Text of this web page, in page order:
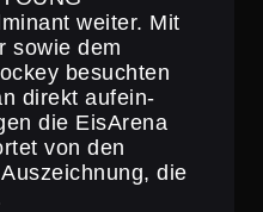
weiter. Mit
sowie dem
besuchten
direkt aufein­
die EisArena
von den
die